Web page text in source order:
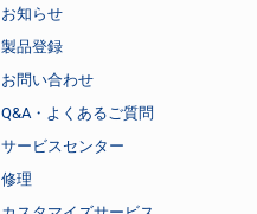
お知らせ
製品登録
お問い合わせ
Q&A・よくあるご質問
サービスセンター
修理